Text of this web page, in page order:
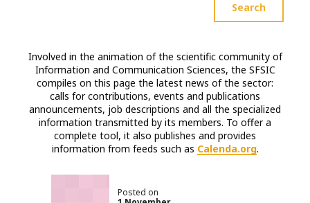
Search
Involved in the animation of the scientific community of
Information and Communication Sciences, the SFSIC
compiles on this page the latest news of the sector:
calls for contributions, events and publications
announcements, job descriptions and all the specialized
information transmitted by its members. To offer a
complete tool, it also publishes and provides
information from feeds such as Calenda.org.
Posted on